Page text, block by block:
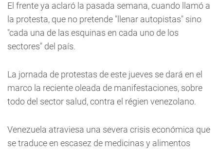
El frente ya aclaró la pasada semana, cuando llamó a
la protesta, que no pretende "llenar autopistas" sino
"cada una de las esquinas en cada uno de los
sectores" del país.
La jornada de protestas de este jueves se dará en el
marco la reciente oleada de manifestaciones, sobre
todo del sector salud, contra el régien venezolano.
Venezuela atraviesa una severa crisis económica que
se traduce en escasez de medicinas y alimentos